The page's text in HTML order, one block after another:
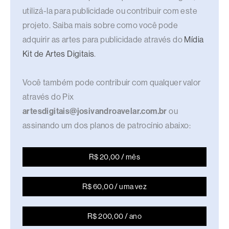
utilizá-la para publicidade ou contribuir com este
projeto. Saiba mais sobre como você pode
adquirir as artes para publicidade através do Mídia
Kit de Artes Digitais.
Você também pode contribuir com qualquer valor
através do Pix
artesdigitais@josivandroavelar.com.br ou
assinando um dos planos de patrocínio abaixo:
R$ 20,00 / mês
R$ 60,00 / uma vez
R$ 200,00 / ano